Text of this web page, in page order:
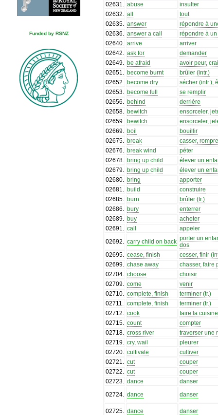
Funded by RSNZ
02631
abuse
insulter
02632
all
tout
02635
answer
répondre à
02636
answer a call
répondre à
02640
arrive
arriver
02642
ask for
demander
02649
be afraid
avoir peur,
02651
become burnt
brûler (intr.)
02652
become dry
sécher (intr.),
02653
become full
se remplir
02656
behind
derrière
02658
bewitch
ensorceler,
02659
bewitch
ensorceler,
02669
boil
bouillir
02675
break
casser,
02676
break wind
péter
02678
bring up child
élever un
02679
bring up child
élever un
02680
bring
apporter
02681
build
construire
02685
burn
brûler (tr.)
02686
bury
enterrer
02689
buy
acheter
02691
call
appeler
02692
carry child on back porter un
dos
02695
cease, finish
cesser, fìnir
02699
chase away
chasser, faire
02704
choose
choisir
02709
come
venir
02710
complete, finish
terminer (tr.)
02711
complete, finish
terminer (tr.)
02712
cook
faire la cuisine
02715
count
compter
02718
cross river
traverser une
02719
cry, wail
pleurer
02720
cultivate
cultiver
02721
cut
couper
02722
cut
couper
02723
dance
danser
02724
dance danser
02725 dance
danser